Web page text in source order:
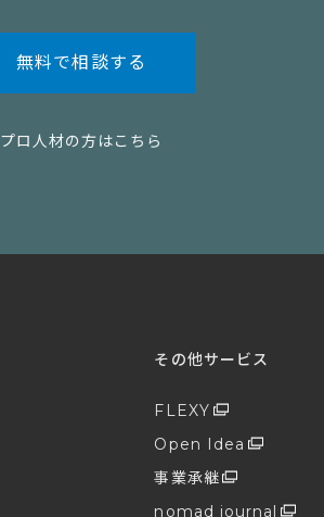
無料で相談する
プロ人材の方はこちら
その他サービス
FLEXY
Open Idea
事業承継
nomad journal